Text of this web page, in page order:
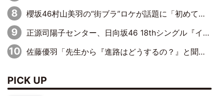
櫻坂46村山美羽の“街ブラ”ロケが話題に「初めてちゃんと埼玉の方とお話した」にMCもツッコミ
正源司陽子センター、日向坂46 18thシングル『イチャイチャ虫』新ビジュアル公開
佐藤優羽「先生から『進路はどうするの？』と聞かれて。『実は……』とXのトレンドで1位になっているスマホを見せました」【日向坂46『五期生LIVE』開催記念 五期生“変革”ドキュメンタリー③】
PICK UP